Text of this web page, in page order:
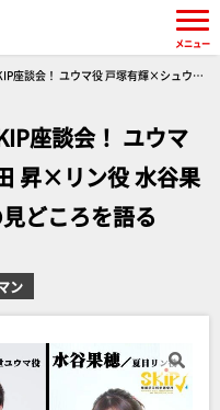
座談会！ ユウマ役 戸塚有輝×シュウ役
座談会！ ユウマ
昇×リン役 水谷果
どころを語る
ン
メニュー